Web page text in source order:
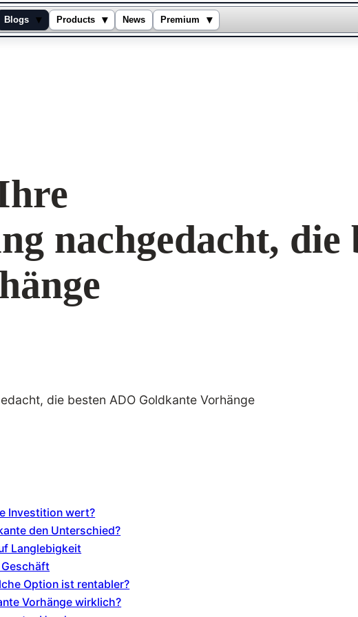
Blogs ▾ Products ▾ News Premium ▾
nachgedacht, die
Investition wert?
den Unterschied?
Langlebigkeit
Option ist rentabler?
Vorhänge wirklich?